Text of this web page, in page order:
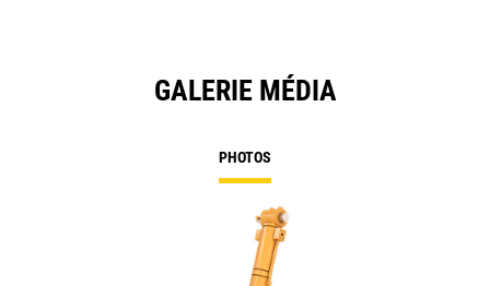
GALERIE MÉDIA
PHOTOS